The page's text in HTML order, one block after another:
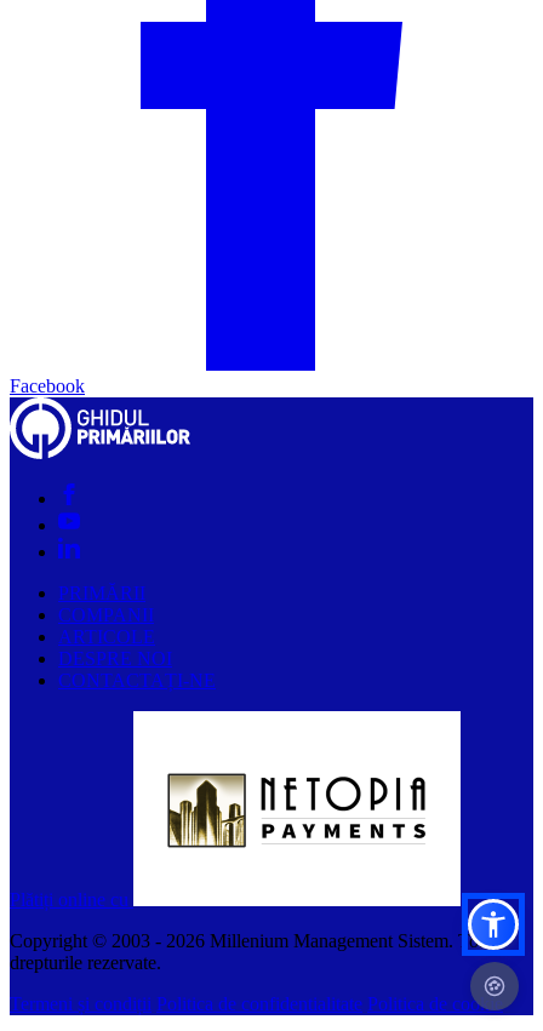
Facebook
PRIMĂRII
COMPANII
ARTICOLE
DESPRE NOI
CONTACTAȚI-NE
Plătiți online cu
Copyright © 2003 - 2026 Millenium Management Sistem. Toate
drepturile rezervate.
Termeni și condiții Politica de confidentialitate Politica de cookie